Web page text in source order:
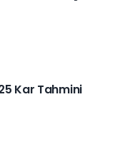
Kar Tahmini